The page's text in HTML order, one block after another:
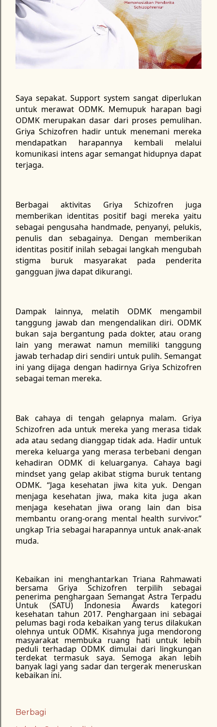
Saya sepakat. Support system sangat diperlukan
untuk merawat ODMK. Memupuk harapan bagi
ODMK merupakan dasar dari proses pemulihan.
Griya Schizofren hadir untuk menemani mereka
mendapatkan harapannya kembali melalui
komunikasi intens agar semangat hidupnya dapat
terjaga.
Berbagai aktivitas Griya Schizofren juga
memberikan identitas positif bagi mereka yaitu
sebagai pengusaha handmade, penyanyi, pelukis,
penulis dan sebagainya. Dengan memberikan
identitas positif inilah sebagai langkah mengubah
stigma buruk masyarakat pada penderita
gangguan jiwa dapat dikurangi.
Dampak lainnya, melatih ODMK mengambil
tanggung jawab dan mengendalikan diri. ODMK
bukan saja bergantung pada dokter, atau orang
lain yang merawat namun memiliki tanggung
jawab terhadap diri sendiri untuk pulih. Semangat
ini yang dijaga dengan hadirnya Griya Schizofren
sebagai teman mereka.
Bak cahaya di tengah gelapnya malam. Griya
Schizofren ada untuk mereka yang merasa tidak
ada atau sedang dianggap tidak ada. Hadir untuk
mereka keluarga yang merasa terbebani dengan
kehadiran ODMK di keluarganya. Cahaya bagi
mindset yang gelap akibat stigma buruk tentang
ODMK. “Jaga kesehatan jiwa kita yuk. Dengan
menjaga kesehatan jiwa, maka kita juga akan
menjaga kesehatan jiwa orang lain dan bisa
membantu orang-orang mental health survivor.”
ungkap Tria sebagai harapannya untuk anak-anak
muda.
Kebaikan ini menghantarkan Triana Rahmawati
bersama Griya Schizofren terpilih sebagai
penerima penghargaan Semangat Astra Terpadu
Untuk (SATU) Indonesia Awards kategori
kesehatan tahun 2017. Penghargaan ini sebagai
pelumas bagi roda kebaikan yang terus dilakukan
olehnya untuk ODMK. Kisahnya juga mendorong
masyarakat membuka ruang hati untuk lebih
peduli terhadap ODMK dimulai dari lingkungan
terdekat termasuk saya. Semoga akan lebih
banyak lagi yang sadar dan tergerak meneruskan
kebaikan ini.
Berbagi